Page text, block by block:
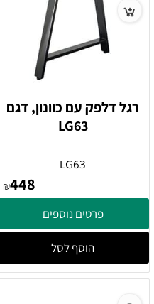
רגל דלפק עם כוונון, דגם
LG63
LG63
₪448
פרטים נוספים
הוסף לסל